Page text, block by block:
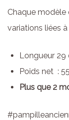
Chaque modèle
variations liées
Longueur 29
Poids net :
Plus que 2